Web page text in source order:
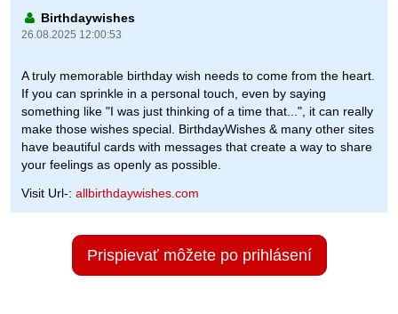
Birthdaywishes
26.08.2025 12:00:53
A truly memorable birthday wish needs to come from the heart.
If you can sprinkle in a personal touch, even by saying
something like "I was just thinking of a time that...", it can really
make those wishes special. BirthdayWishes & many other sites
have beautiful cards with messages that create a way to share
your feelings as openly as possible.
Visit Url-: allbirthdaywishes.com
Prispievať môžete po prihlásení